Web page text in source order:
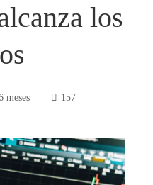
los
meses 157